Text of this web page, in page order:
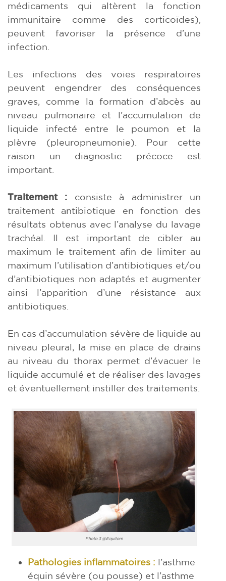
médicaments qui altèrent la fonction
immunitaire comme des corticoïdes),
peuvent favoriser la présence d’une
infection.
Les infections des voies respiratoires
peuvent engendrer des conséquences
graves, comme la formation d’abcès au
niveau pulmonaire et l’accumulation de
liquide infecté entre le poumon et la
plèvre (pleuropneumonie). Pour cette
raison un diagnostic précoce est
important.
Traitement : consiste à administrer un
traitement antibiotique en fonction des
résultats obtenus avec l’analyse du lavage
trachéal. Il est important de cibler au
maximum le traitement afin de limiter au
maximum l’utilisation d’antibiotiques et/ou
d’antibiotiques non adaptés et augmenter
ainsi l’apparition d’une résistance aux
antibiotiques.
En cas d’accumulation sévère de liquide au
niveau pleural, la mise en place de drains
au niveau du thorax permet d’évacuer le
liquide accumulé et de réaliser des lavages
et éventuellement instiller des traitements.
Photo 3 @Equitom
Pathologies inflammatoires : l’asthme
équin sévère (ou pousse) et l’asthme